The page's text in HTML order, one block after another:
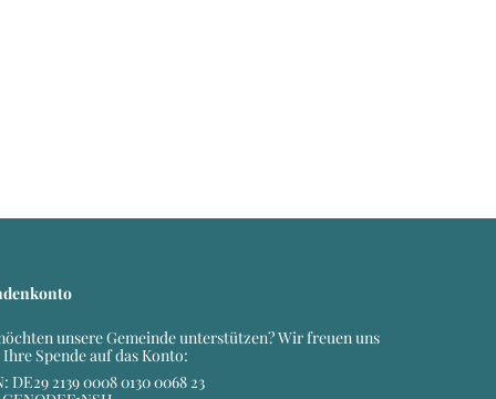
unsere Gemeinde unterstützen? Wir freuen uns
Spende auf das Konto:
DE29 2139 0008 0130 0068 23